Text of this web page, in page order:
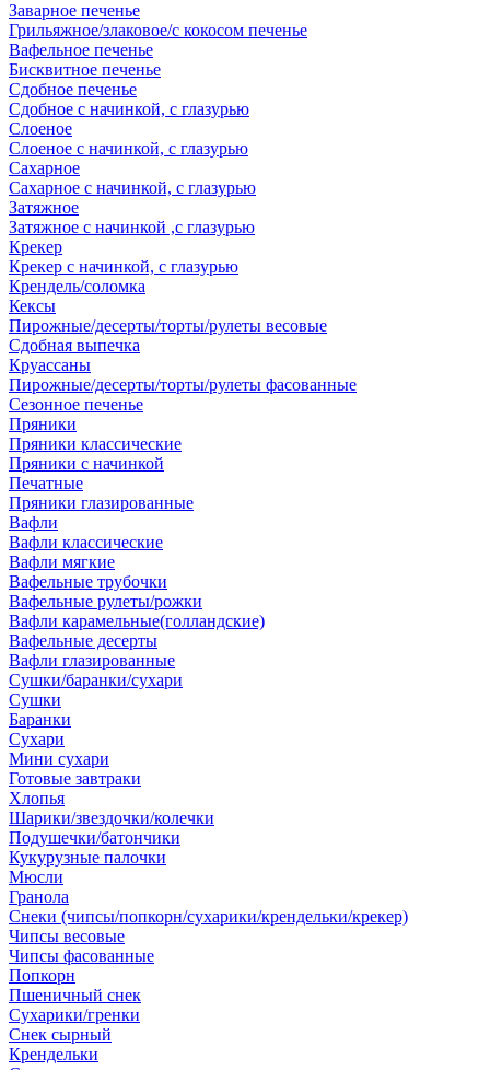
Заварное печенье
Грильяжное/злаковое/с кокосом печенье
Вафельное печенье
Бисквитное печенье
Сдобное печенье
Сдобное с начинкой, с глазурью
Слоеное
Слоеное с начинкой, с глазурью
Сахарное
Сахарное с начинкой, с глазурью
Затяжное
Затяжное с начинкой ,с глазурью
Крекер
Крекер с начинкой, с глазурью
Крендель/соломка
Кексы
Пирожные/десерты/торты/рулеты весовые
Сдобная выпечка
Круассаны
Пирожные/десерты/торты/рулеты фасованные
Сезонное печенье
Пряники
Пряники классические
Пряники с начинкой
Печатные
Пряники глазированные
Вафли
Вафли классические
Вафли мягкие
Вафельные трубочки
Вафельные рулеты/рожки
Вафли карамельные(голландские)
Вафельные десерты
Вафли глазированные
Сушки/баранки/сухари
Сушки
Баранки
Сухари
Мини сухари
Готовые завтраки
Хлопья
Шарики/звездочки/колечки
Подушечки/батончики
Кукурузные палочки
Мюсли
Гранола
Снеки (чипсы/попкорн/сухарики/крендельки/крекер)
Чипсы весовые
Чипсы фасованные
Попкорн
Пшеничный снек
Сухарики/гренки
Снек сырный
Крендельки